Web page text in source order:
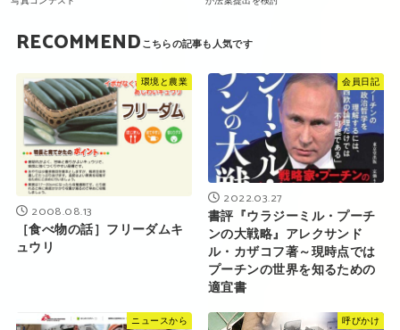
RECOMMEND
環境と農業
2008.08.13
［食べ物の話］フリーダムキ
ュウリ
会員日記
2022.03.27
書評『ウラジーミル・プーチ
ンの大戦略』アレクサンド
ル・カザコフ著～現時点では
プーチンの世界を知るための
適宜書
ニュースから 呼びかけ